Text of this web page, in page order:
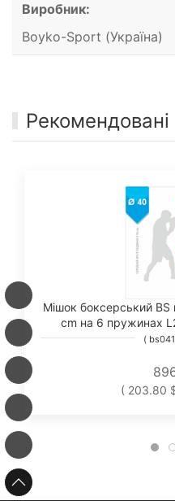
Виробник:
Boyko-Sport (Україна)
Мішок боксерський
cm на 6 пружинах
(
( 203.80